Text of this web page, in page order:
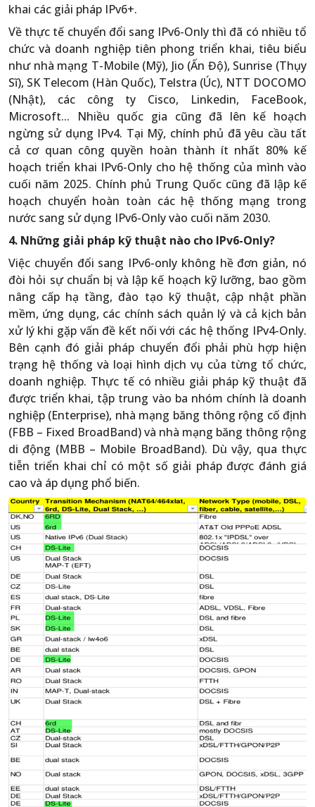
khai các giải pháp IPv6+.
Về thực tế chuyển đổi sang IPv6-Only thì đã có nhiều tổ
chức và doanh nghiệp tiên phong triển khai, tiêu biểu
như nhà mạng T-Mobile (Mỹ), Jio (Ấn Độ), Sunrise (Thụy
Sĩ), SK Telecom (Hàn Quốc), Telstra (Úc), NTT DOCOMO
(Nhật), các công ty Cisco, Linkedin, FaceBook,
Microsoft... Nhiều quốc gia cũng đã lên kế hoạch
ngừng sử dụng IPv4. Tại Mỹ, chính phủ đã yêu cầu tất
cả cơ quan công quyền hoàn thành ít nhất 80% kế
hoạch triển khai IPv6-Only cho hệ thống của mình vào
cuối năm 2025. Chính phủ Trung Quốc cũng đã lập kế
hoạch chuyển hoàn toàn các hệ thống mạng trong
nước sang sử dụng IPv6-Only vào cuối năm 2030.
4. Những giải pháp kỹ thuật nào cho IPv6-Only?
Việc chuyển đổi sang IPv6-only không hề đơn giản, nó
đòi hỏi sự chuẩn bị và lập kế hoạch kỹ lưỡng, bao gồm
nâng cấp hạ tầng, đào tạo kỹ thuật, cập nhật phần
mềm, ứng dụng, các chính sách quản lý và cả kịch bản
xử lý khi gặp vấn đề kết nối với các hệ thống IPv4-Only.
Bên cạnh đó giải pháp chuyển đổi phải phù hợp hiện
trạng hệ thống và loại hình dịch vụ của từng tổ chức,
doanh nghiệp. Thực tế có nhiều giải pháp kỹ thuật đã
được triển khai, tập trung vào ba nhóm chính là doanh
nghiệp (Enterprise), nhà mạng băng thông rộng cố định
(FBB – Fixed BroadBand) và nhà mạng băng thông rộng
di động (MBB – Mobile BroadBand). Dù vậy, qua thực
tiễn triển khai chỉ có một số giải pháp được đánh giá
cao và áp dụng phổ biến.